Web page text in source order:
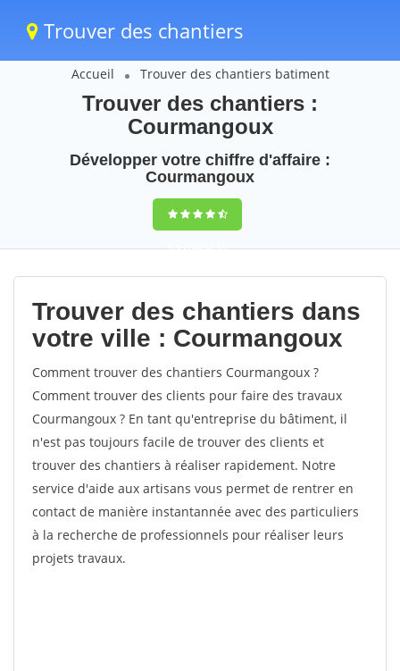
Trouver des chantiers
Accueil Trouver des chantiers batiment
Trouver des chantiers :
Courmangoux
Développer votre chiffre d'affaire :
Courmangoux
9,5(100%)41
votes
Trouver des chantiers dans
votre ville : Courmangoux
Comment trouver des chantiers Courmangoux ?
Comment trouver des clients pour faire des travaux
Courmangoux ? En tant qu'entreprise du bâtiment, il
n'est pas toujours facile de trouver des clients et
trouver des chantiers à réaliser rapidement. Notre
service d'aide aux artisans vous permet de rentrer en
contact de manière instantannée avec des particuliers
à la recherche de professionnels pour réaliser leurs
projets travaux.